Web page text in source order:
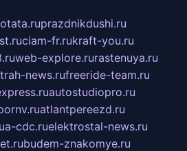
prazdnikdushi.ru
ciam-fr.rukraft-you.ru
web-explore.rurastenuya.ru
news.rufreeride-team.ru
autostudiopro.ru
atlantpereezd.ru
a-cdc.ruelektrostal-news.ru
budem-znakomye.ru